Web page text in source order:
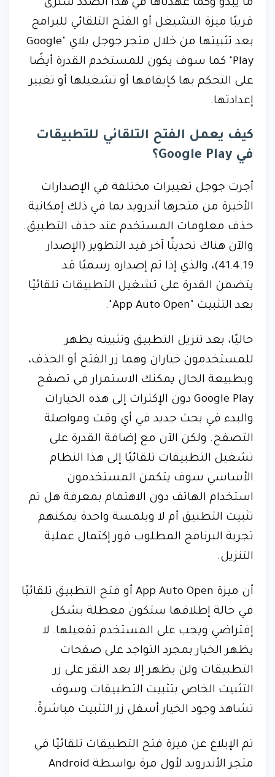
ما يبدو وكما عهدناها في هذا الصدد سنرى
قريبًا ميزة التشيغل أو الفتح التلقائي للبرامج
بعد تثبيتها من خلال متجر جوجل بلاي "Google
Play" كما سوف يكون للمستخدم القدرة أيضًا
على التحكم بها كإيقافها أو تشغيلها أو تغيير
إعدادتها.
كيف يعمل الفتح التلقائي للتطبيقات
في Google Play؟
أجرت جوجل تغييرات مختلفة في الإصدارات
الأخيرة من متجرها أندرويد بما في ذلك إمكانية
حذف معلومات المستخدم عند حذف التطبيق.
والآن هناك تحديثًا آخر قيد التطوير (الإصدار
41.4.19)، والذي إذا تم إصداره رسميًا قد
يتضمن القدرة على تشغيل التطبيقات تلقائيًا
بعد التثبيت "App Auto Open".
حاليًا، بعد تنزيل التطبيق وتثبيته يظهر
للمستخدمون خياران وهما زر الفتح أو الحذف،
وبطبيعة الحال يمكنك الاستمرار في تصفح
Google Play دون الإكتراث إلى هذه الخيارات
والبدء في بحث جديد في أي وقت ومواصلة
التصفح. ولكن الآن مع إضافة القدرة على
تشغيل التطبيقات تلقائيًا إلى هذا النظام
الأساسي سوف يتكمن المستخدمون
استخدام الهاتف دون الاهتمام بمعرفة هل تم
تثبيت التطبيق أم لا وبلمسة واحدة يمكنهم
تجربة البرنامج المطلوب فور إكتمال عملية
التنزيل.
أن ميزة App Auto Open أو فتح التطبيق تلقائيًا
في حالة إطلاقها ستكون معطلة بشكل
إفتراضي ويجب على المستخدم تفعيلها. لا
يظهر الخيار بمجرد التواجد على صفحات
التطبيقات ولن يظهر إلا بعد النقر على زر
التثبيت الخاص بتثبيت التطبيقات وسوف
تشاهد وجود الخيار أسفل زر التثبيت مباشرةً.
تم الإبلاغ عن ميزة فتح التطبيقات تلقائيًا في
متجر الأندرويد لأول مرة بواسطة Android